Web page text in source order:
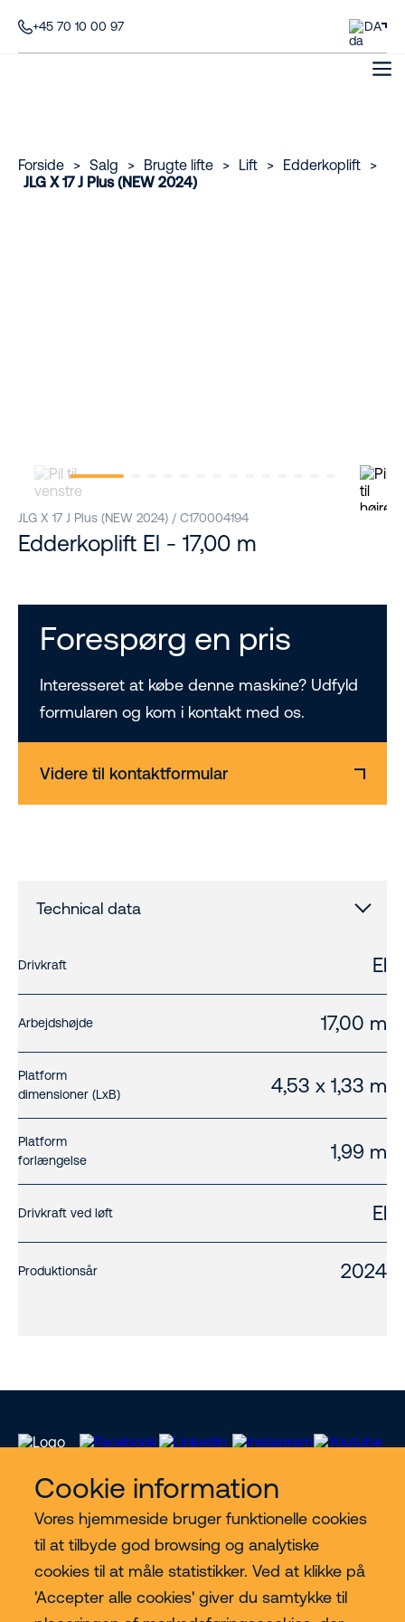
Cookie information
Vores hjemmeside bruger funktionelle cookies
til at tilbyde god browsing og analytiske
cookies til at måle statistikker. Ved at klikke på
'Accepter alle cookies' giver du samtykke til
+45 70 10 00 97 DA
Forside > Salg > Brugte lifte > Lift > Edderkoplift
>
JLG X 17 J Plus (NEW 2024)
JLG X 17 J Plus (NEW 2024) / C170004194
Edderkoplift El - 17,00 m
Forespørg en pris
Interesseret at købe denne maskine? Udfyld
formularen og kom i kontakt med os.
Videre til kontaktformular
Technical data
Drivkraft El
Arbejdshøjde 17,00 m
Platform
dimensioner (LxB)
4,53 x 1,33 m
Platform
forlængelse
1,99 m
Drivkraft ved løft El
Produktionsår 2024
Vores services
Lift kategorier